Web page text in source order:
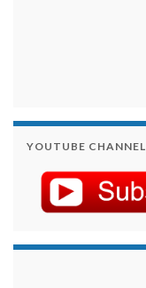
YOUTUBE CHANNEL